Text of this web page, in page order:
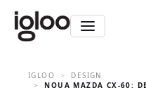
IGLOO
DESIGN
NOUA MAZDA CX-60: